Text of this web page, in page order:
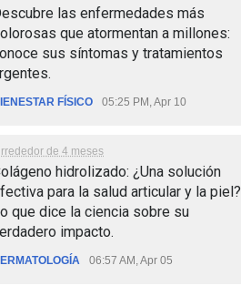
las enfermedades más
que atormentan a millones:
sus síntomas y tratamientos
FÍSICO 05:25 PM, Apr 10
de 4 meses
hidrolizado: ¿Una solución
para la salud articular y la piel?
que dice la ciencia sobre su
impacto.
06:57 AM, Apr 05